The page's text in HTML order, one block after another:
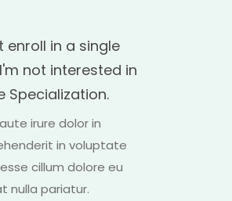
enroll in a single
not interested in
Specialization.
irure dolor in
in voluptate
cillum dolore eu
nulla pariatur.